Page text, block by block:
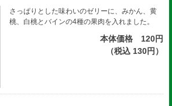
さっぱりとした味わいのゼリーに、みかん、黄
桃、白桃とバインの4種の果肉を入れました。
本体価格 120円
（税込 130円）